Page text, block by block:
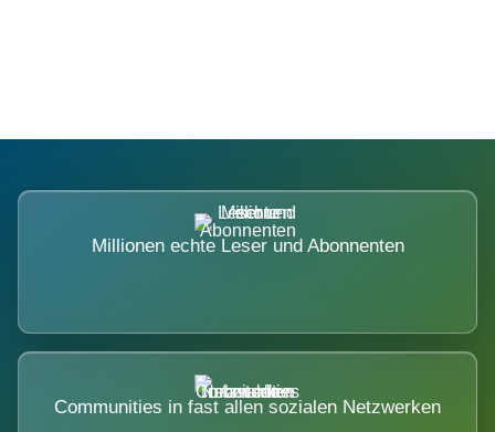
Millionen echte Leser und Abonnenten
Communities in fast allen sozialen Netzwerken